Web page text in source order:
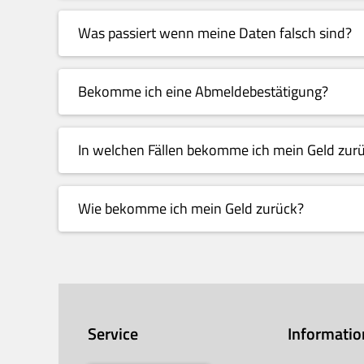
Was passiert wenn meine Daten falsch sind?
Bekomme ich eine Abmeldebestätigung?
In welchen Fällen bekomme ich mein Geld
Wie bekomme ich mein Geld zurück?
Service